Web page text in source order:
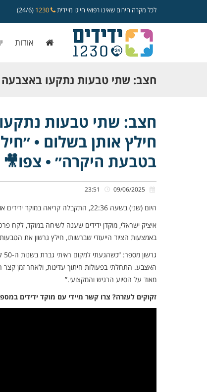
לכל מקרה חירום שאינו רפואי חייגו מיידית (24/6)
אודות
חצב: שתי טבעות נתקעו באצבעה
חילץ אותן בשלום • ״חילצתי את
בטבעת היקרה״ • צפו🎥
חצב: שתי טבעות
חילץ אותן בשלום •
בטבעת היקרה״ • צפו🎥
היום (שני) בשעה 22:36, התקבלה קריאה במוקד ידידים אודות גברת ששתי טבעותיה נתקעו באצבעה ללא יכולת להוציאן, ברחוב האורנים במושב חצב.
איציק ישראלי, מוקדן ידידים שענה לשיחה במוקד, לקח
באמצעות הציוד הייעודי שברשותו, חילץ גרשון את
האצבע. התחלתי בפעולות חיתוך עדינות, ולאחר זמן
מאוד על הסיוע הרגיש והמקצועי.”
זקוקים לעזרה? צרו קשר מיידי עם מוקד ידידים במספר 1230 ללא